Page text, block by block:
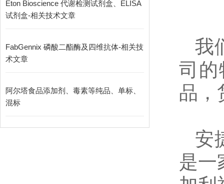
Eton Bioscience 代谢检测试剂盒、ELISA
试剂盒-相关技术文章
FabGennix 磷酸二酯酶及四维抗体-相关技
术文章
阿尔塔食品添加剂、毒素等纯品、单标、
混标
我
司的
品，
安
是一